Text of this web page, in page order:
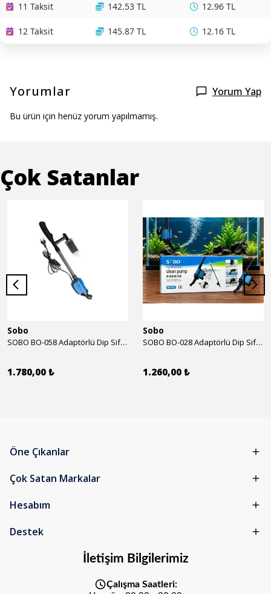
11 Taksit 142.53 TL 12.96 TL
12 Taksit 145.87 TL 12.16 TL
Yorumlar Yorum Yap
Bu ürün için henüz yorum yapılmamış.
Çok Satanlar
Sobo
SOBO BO-058 Adaptörlü Dip Sifonu 2000 Lth 32 W
1.780,00 ₺
Sobo
SOBO BO-028 Adaptörlü Dip Sifonu 1700 Lth 28 W
1.260,00 ₺
Öne Çıkanlar
Çok Satan Markalar
Hesabım
Destek
İletişim Bilgilerimiz
Çalışma Saatleri: